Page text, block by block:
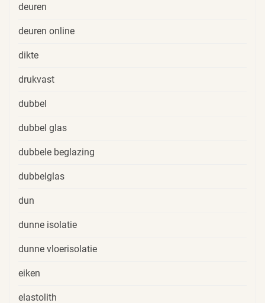
deuren
deuren online
dikte
drukvast
dubbel
dubbel glas
dubbele beglazing
dubbelglas
dun
dunne isolatie
dunne vloerisolatie
eiken
elastolith